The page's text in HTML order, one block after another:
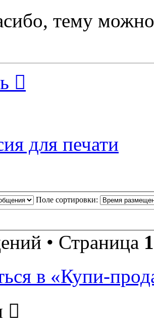
тему
для печати
Поле сортировки:
• Страница 1
в «Купи-